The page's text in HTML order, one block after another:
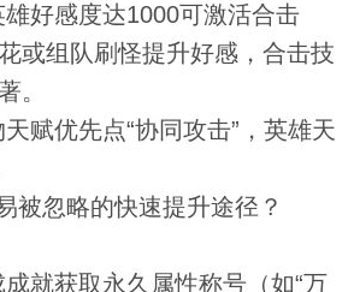
好感度达1000可激活合击
或组队刷怪提升好感，合击技
。
赋优先点“协同攻击”，英雄天
被忽略的快速提升途径？
就获取永久属性称号（如“万